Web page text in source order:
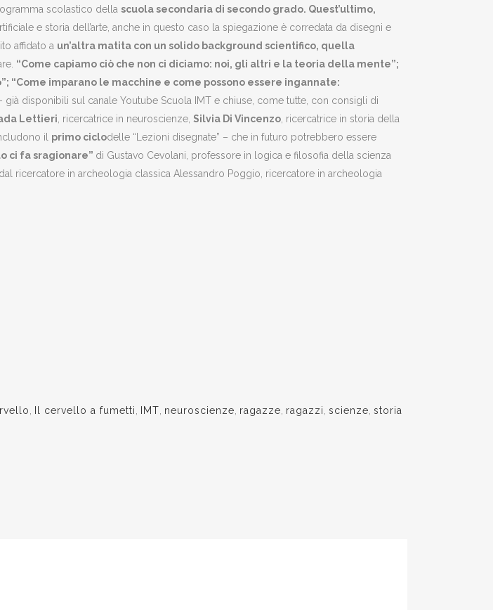
scolastico della scuola secondaria di secondo grado. Quest’ultimo,
e storia dell’arte, anche in questo caso la spiegazione è corredata da disegni e
affidato a un’altra matita con un solido background scientifico, quella
“Come capiamo ciò che non ci diciamo: noi, gli altri e la teoria della mente”;
“Come imparano le macchine e come possono essere ingannate:
già disponibili sul canale Youtube Scuola IMT e chiuse, come tutte, con consigli di
Lettieri , ricercatrice in neuroscienze, Silvia Di Vincenzo , ricercatrice in storia della
il primo ciclodelle “Lezioni disegnate” – che in futuro potrebbero essere
ci fa sragionare” di Gustavo Cevolani, professore in logica e filosofia della scienza
dal ricercatore in archeologia classica Alessandro Poggio, ricercatore in archeologia
Il cervello a fumetti IMT neuroscienze ragazze ragazzi scienze storia